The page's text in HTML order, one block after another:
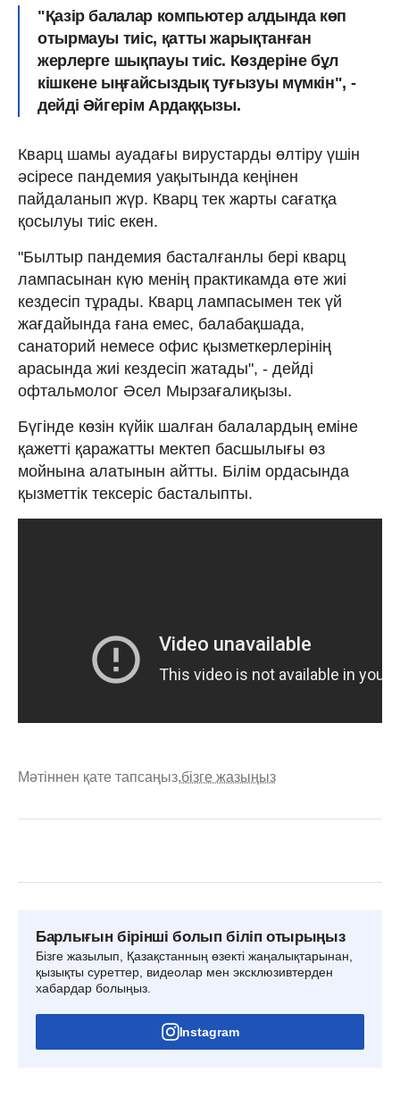
"Қазір балалар компьютер алдында көп
отырмауы тиіс, қатты жарықтанған
жерлерге шықпауы тиіс. Көздеріне бұл
кішкене ыңғайсыздық туғызуы мүмкін", -
дейді Әйгерім Ардаққызы.
Кварц шамы ауадағы вирустарды өлтіру үшін
әсіресе пандемия уақытында кеңінен
пайдаланып жүр. Кварц тек жарты сағатқа
қосылуы тиіс екен.
"Былтыр пандемия басталғанлы бері кварц
лампасынан күю менің практикамда өте жиі
кездесіп тұрады. Кварц лампасымен тек үй
жағдайында ғана емес, балабақшада,
санаторий немесе офис қызметкерлерінің
арасында жиі кездесіп жатады", - дейді
офтальмолог Әсел Мырзағалиқызы.
Бүгінде көзін күйік шалған балалардың еміне
қажетті қаражатты мектеп басшылығы өз
мойнына алатынын айтты. Білім ордасында
қызметтік тексеріс басталыпты.
Мәтіннен қате тапсаңыз,бізге жазыңыз
Барлығын бірінші болып біліп отырыңыз
Бізге жазылып, Қазақстанның өзекті жаңалықтарынан,
қызықты суреттер, видеолар мен эксклюзивтерден
хабардар болыңыз.
Instagram